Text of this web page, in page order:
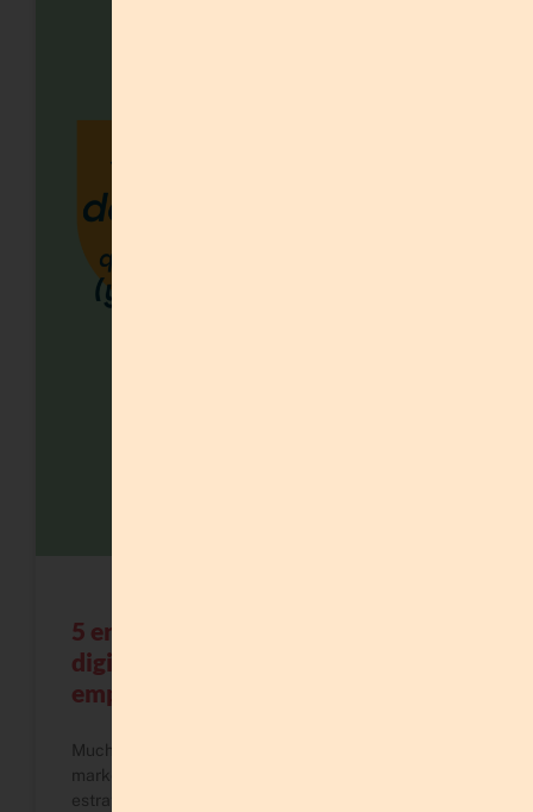
5 errores comunes de marketing
digital que frenan a las
emprendedoras
Muchísimas emprendedoras cometen errores de
marketing digital sin darse cuenta: publicar sin
estrategia, hablarle a todo el mundo, no medir